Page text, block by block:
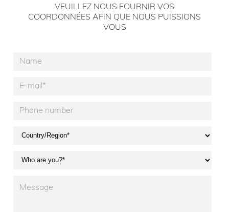
VEUILLEZ NOUS FOURNIR VOS
COORDONNÉES AFIN QUE NOUS PUISSIONS
VOUS